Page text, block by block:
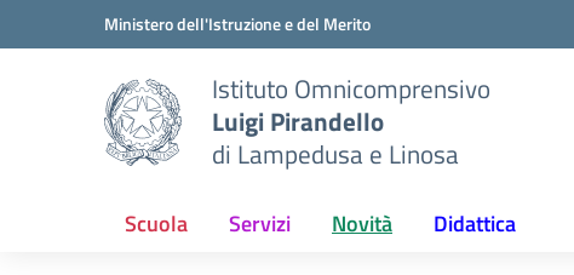
Vai ai contenuti
Vai al menu di navigazioneMinistero dell'Istruzione e del Merito
Istituto Omnicomprensivo
Luigi Pirandello
di Lampedusa e Linosa
Scuola Servizi Novità Didattica